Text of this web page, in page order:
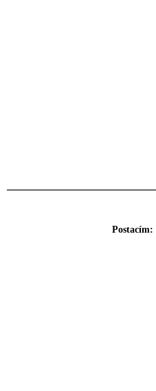
Postacím: